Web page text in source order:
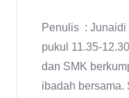
Penulis : Junaidi
pukul 11.35-
dan SMK
ibadah bersama.